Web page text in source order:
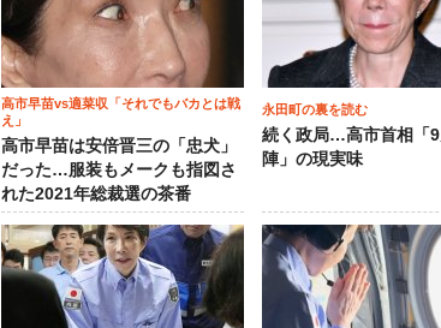
高市早苗vs適菜収「それでもバカとは戦
え」
高市早苗は安倍晋三の「忠犬」
だった…服装もメークも指図さ
れた2021年総裁選の茶番
永田町の裏を読む
続く政局…高市首相「
陣」の現実味